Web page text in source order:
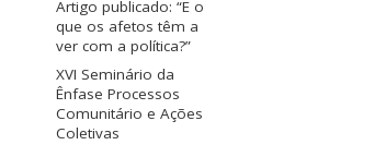
Artigo publicado: “E o
que os afetos têm a
ver com a política?”
XVI Seminário da
Ênfase Processos
Comunitário e Ações
Coletivas